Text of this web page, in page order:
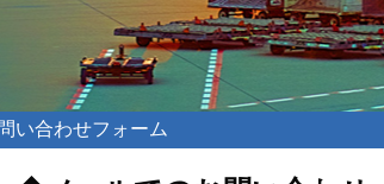
い合わせフォーム